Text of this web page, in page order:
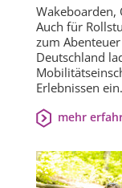
Wakeboarden,
Auch für
zum
Deutschland
Erlebnissen ein.
mehr